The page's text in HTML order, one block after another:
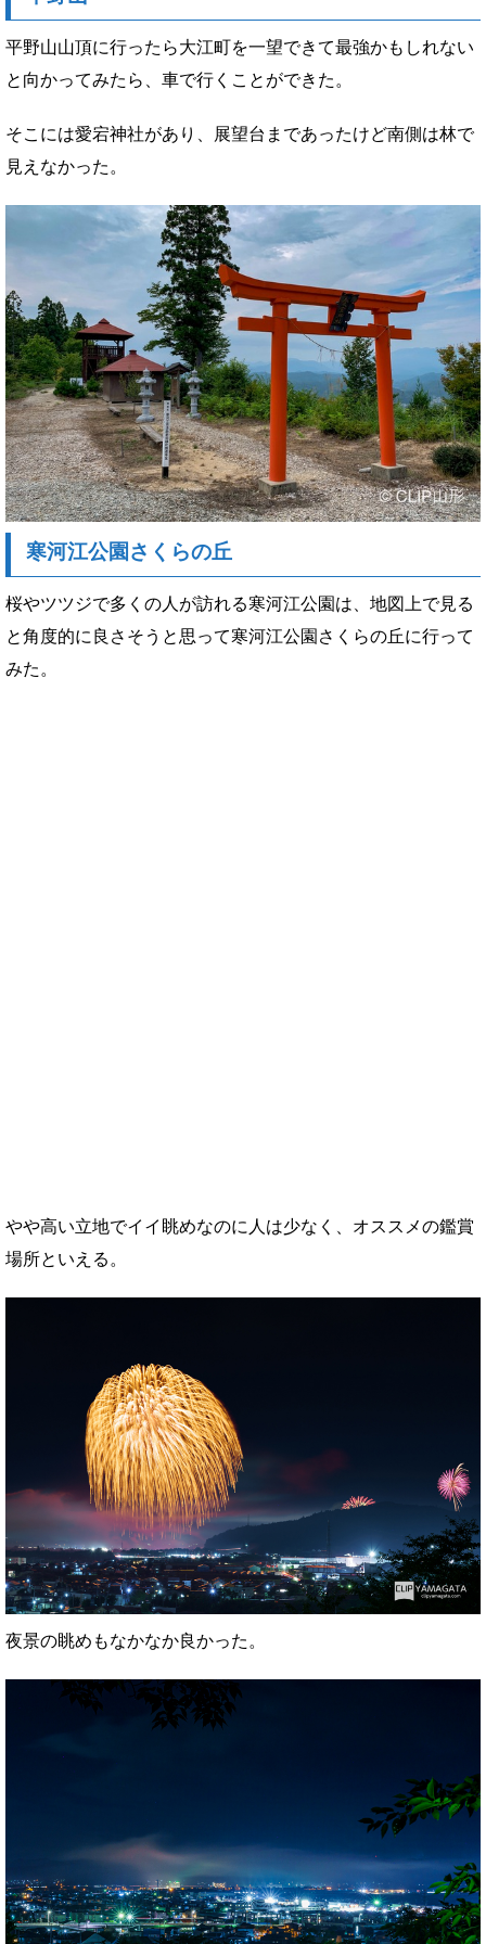
平野山山頂に行ったら大江町を一望できて最強かもしれない
と向かってみたら、車で行くことができた。
そこには愛宕神社があり、展望台まであったけど南側は林で
見えなかった。
寒河江公園さくらの丘
桜やツツジで多くの人が訪れる寒河江公園は、地図上で見る
と角度的に良さそうと思って寒河江公園さくらの丘に行って
みた。
やや高い立地でイイ眺めなのに人は少なく、オススメの鑑賞
場所といえる。
夜景の眺めもなかなか良かった。